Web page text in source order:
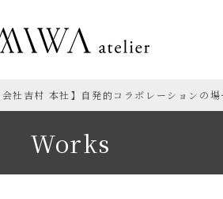
会社吉村 本社】自発的コラボレーションの場
Works